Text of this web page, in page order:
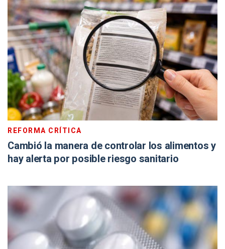
REFORMA CRÍTICA
Cambió la manera de controlar los alimentos y
hay alerta por posible riesgo sanitario